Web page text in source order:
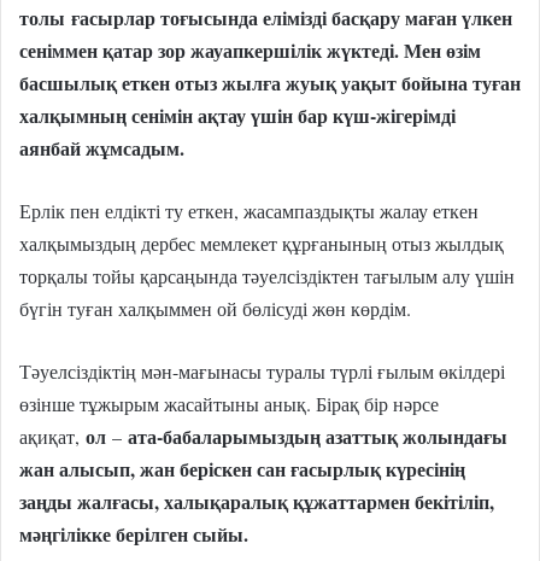
толы ғасырлар тоғысында елімізді басқару маған үлкен
сеніммен қатар зор жауапкершілік жүктеді. Мен өзім
басшылық еткен отыз жылға жуық уақыт бойына туған
халқымның сенімін ақтау үшін бар күш-жігерімді
аянбай жұмсадым.
Ерлік пен елдікті ту еткен, жасампаздықты жалау еткен
халқымыздың дербес мемлекет құрғанының отыз жылдық
торқалы тойы қарсаңында тәуелсіздіктен тағылым алу үшін
бүгін туған халқыммен ой бөлісуді жөн көрдім.
Тәуелсіздіктің мән-мағынасы туралы түрлі ғылым өкілдері
өзінше тұжырым жасайтыны анық. Бірақ бір нәрсе
ақиқат, ол – ата-бабаларымыздың азаттық жолындағы
жан алысып, жан беріскен сан ғасырлық күресінің
заңды жалғасы, халықаралық құжаттармен бекітіліп,
мәңгілікке берілген сыйы.